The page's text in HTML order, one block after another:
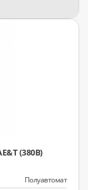
(380В)
Полуавтомат